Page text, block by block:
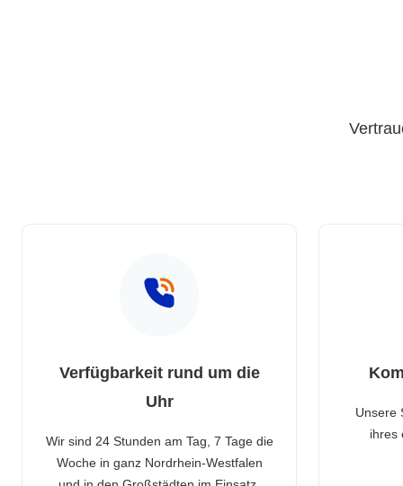
Verfügbarkeit rund um die
Uhr
Wir sind 24 Stunden am Tag, 7 Tage die
Woche in ganz Nordrhein-Westfalen
Unsere
ihres